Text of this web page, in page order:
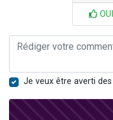
OUI
Je veux être averti